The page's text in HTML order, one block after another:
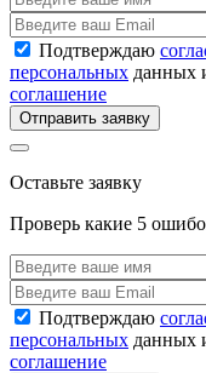
Подтверждаю
персональных данных
соглашение
Отправить заявку
Оставьте заявку
Проверь какие 5
Подтверждаю
персональных данных
соглашение